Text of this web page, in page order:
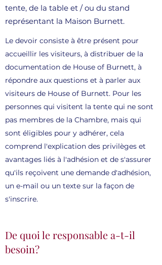
tente, de la table et / ou du stand
représentant la Maison Burnett.
Le devoir consiste à être présent pour
accueillir les visiteurs, à distribuer de la
documentation de House of Burnett, à
répondre aux questions et à parler aux
visiteurs de House of Burnett. Pour les
personnes qui visitent la tente qui ne sont
pas membres de la Chambre, mais qui
sont éligibles pour y adhérer, cela
comprend l'explication des privilèges et
avantages liés à l'adhésion et de s'assurer
qu'ils reçoivent une demande d'adhésion,
un e-mail ou un texte sur la façon de
s'inscrire.
De quoi le responsable a-t-il
besoin?